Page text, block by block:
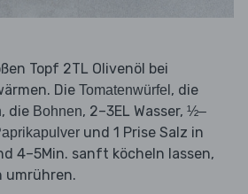
Topf 2TL Olivenöl bei
Die Tomatenwürfel , die
, die Bohnen, 2–3EL Wasser, ½–
und 1 Prise Salz in
4–5Min. sanft köcheln lassen,
umrühren.